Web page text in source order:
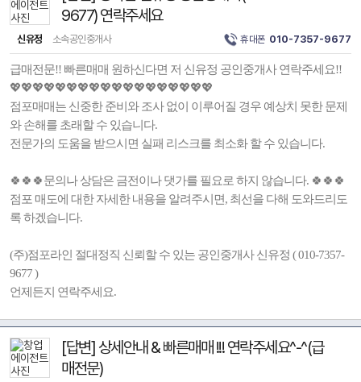
9677) 연락주세요
신유정 소속공인중개사 휴대폰 010-7357-9677
급매전문!! 빠른매매 원하신다면 저 신유정 공인중개사 연락주세요!!
💖💖💖💖💖💖💖💖💖💖💖💖💖💖💖💖💖💖
점포매매는 신중한 준비와 조사 없이 이루어질 경우 예상치 못한 문제
와 손해를 초래할 수 있습니다.
전문가의 도움을 받으시면 실패 리스크를 최소화 할 수 있습니다.
🍀🍀🍀문의나 상담은 금전이나 댓가를 필요로 하지 않습니다. 🍀🍀🍀
점포 매도에 대한 자세한 내용을 알려주시면, 최선을 다해 도와드리도
록 하겠습니다.
(주)점포라인 절대정직 신뢰할 수 있는 공인중개사 신유정 ( 010-7357-
9677 )
언제든지 연락주세요.
[답변] 상세안내 & 빠른매매 !!! 연락주세요^-^(급
매전문)